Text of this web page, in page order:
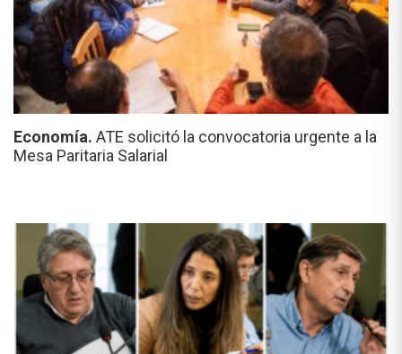
Economía. ATE solicitó la convocatoria urgente a la
Mesa Paritaria Salarial